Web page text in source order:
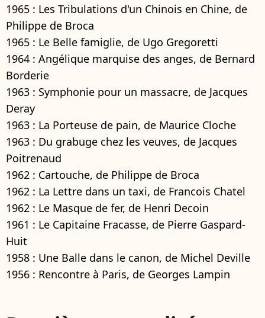
1965 : Les Tribulations d'un Chinois en Chine, de
Philippe de Broca
1965 : Le Belle famiglie, de Ugo Gregoretti
1964 : Angélique marquise des anges, de Bernard
Borderie
1963 : Symphonie pour un massacre, de Jacques
Deray
1963 : La Porteuse de pain, de Maurice Cloche
1963 : Du grabuge chez les veuves, de Jacques
Poitrenaud
1962 : Cartouche, de Philippe de Broca
1962 : La Lettre dans un taxi, de Francois Chatel
1962 : Le Masque de fer, de Henri Decoin
1961 : Le Capitaine Fracasse, de Pierre Gaspard-
Huit
1958 : Une Balle dans le canon, de Michel Deville
1956 : Rencontre à Paris, de Georges Lampin